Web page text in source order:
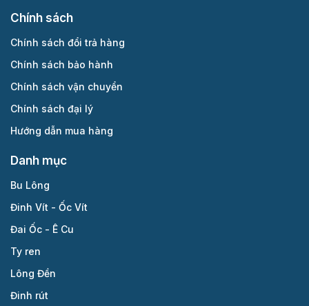
Chính sách
Chính sách đổi trả hàng
Chính sách bảo hành
Chính sách vận chuyển
Chính sách đại lý
Hướng dẫn mua hàng
Danh mục
Bu Lông
Đinh Vít - Ốc Vít
Đai Ốc - Ê Cu
Ty ren
Lông Đền
Đinh rút